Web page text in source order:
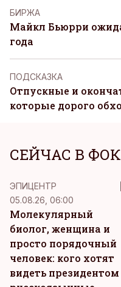
БИРЖА
Майкл Бьюрри
года
ПОДСКАЗКА
Отпускные и
которые дорого
СЕЙЧАС В
ЭПИЦЕНТР
05.08.26, 06:00
Молекулярный
биолог, женщина и
просто порядочный
человек: кого хотят
видеть президентом